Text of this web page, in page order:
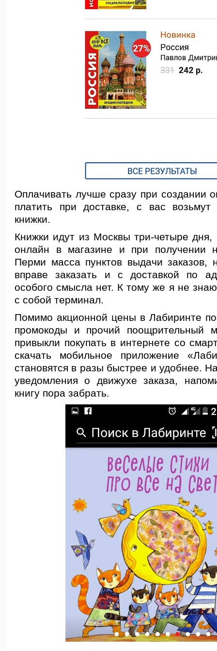
Оплачивать лучше сразу при создании
платить при доставке, с вас
книжки.
Книжки идут из Москвы три-четыре
онлайн в магазине и при получении
Перми масса пунктов выдачи заказов,
вправе заказать и с доставкой по
особого смысла нет. К тому же я не
с собой терминал.
Помимо акционной цены в Лабиринте
промокоды и прочий поощрительный
привыкли покупать в интернете со
скачать мобильное приложение
становятся в разы быстрее и удобнее.
уведомления о движухе заказа,
книгу пора забрать.